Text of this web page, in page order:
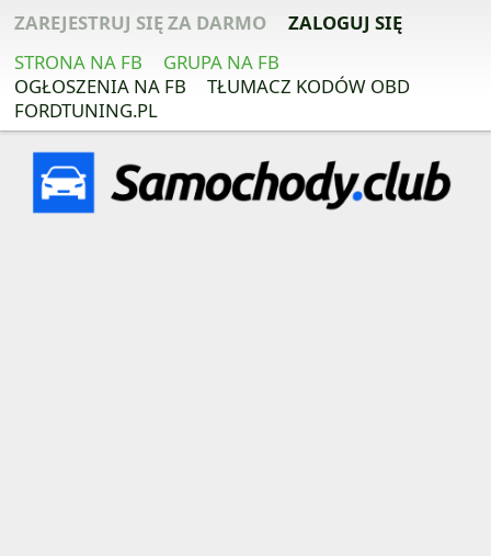
ZAREJESTRUJ SIĘ ZA DARMO
ZALOGUJ SIĘ
STRONA NA FB
GRUPA NA FB
OGŁOSZENIA NA FB
TŁUMACZ KODÓW OBD
FORDTUNING.PL